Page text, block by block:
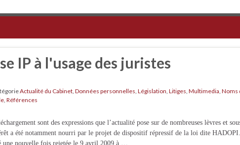
IP à l'usage des juristes
Actualité du Cabinet, Données personnelles, Législation, Litiges, Multimedia, Noms
, Références
sont des expressions que l’actualité pose sur de nombreuses lèvres et
a été notamment nourri par le projet de dispositif répressif de la loi dite
une nouvelle fois rejetée le 9 avril 2009 à …